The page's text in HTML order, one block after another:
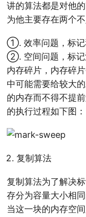
讲的算法都是对他
为他主要存在两个不
①. 效率问题，标记
②. 空间问题，标记
内存碎片，内存碎
中可能需要给较大
的内存而不得不提
的执行过程如下图：
复制算法
复制算法为了解决
存分为容量大小相
当这一块的内存空